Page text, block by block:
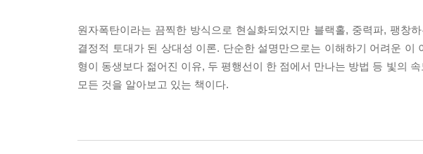
원자폭탄이라는 끔찍한 방식으로 현실화되었지만 블랙홀, 중력파, 팽창
결정적 토대가 된 상대성 이론. 단순한 설명만으로는 이해하기 어려운
형이 동생보다 젊어진 이유, 두 평행선이 한 점에서 만나는 방법 등 빛의
모든 것을 알아보고 있는 책이다.